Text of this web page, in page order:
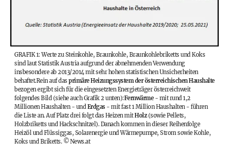
GRAFIK 1: Werte zu Steinkohle, Braunkohle, Braunkohlebriketts und Koks
sind laut Statistik Austria aufgrund der abnehmenden Verwendung
insbesondere ab 2013/2014 mit sehr hohen statistischen Unsicherheiten
behaftet.Rein auf das primäre Heizungssystem der österreichischen Haushalte
bezogen ergibt sich für die eingesetzten Energieträger österreichweit
folgendes Bild (siehe auch Grafik 2 unten):Fernwärme- mit rund 1,2
Millionen Haushalten - und Erdgas- mit fast 1 Million Haushalten - führen
die Liste an. Auf Platz drei folgt das Heizen mitHolz(sowie Pellets,
Holzbriketts und Hackschnitzel). Danach kommen in dieser Reihenfolge
Heizöl und Flüssiggas, Solarenergie und Wärmepumpe, Strom sowie Kohle,
Koks und Briketts. ©News.at